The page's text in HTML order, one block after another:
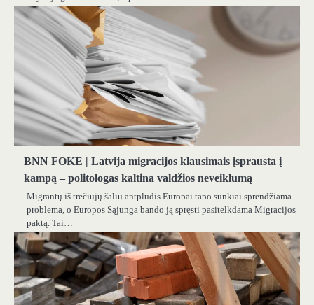
BNN FOKE | Latvija migracijos klausimais įsprausta į
kampą – politologas kaltina valdžios neveiklumą
Migrantų iš trečiųjų šalių antplūdis Europai tapo sunkiai sprendžiama
problema, o Europos Sąjunga bando ją spręsti pasitelkdama Migracijos
paktą. Tai…